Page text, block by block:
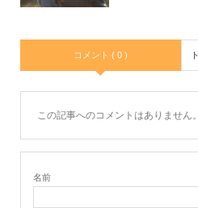
コメント ( 0 )
この記事へのコメントはありません。
名前